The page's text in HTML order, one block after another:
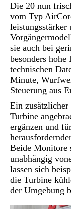
Die 20 nun
vom Typ
leistungsstärker
sie auch bei
besonders
technischen
Minute,
Steuerung aus
Ein
Turbine
ergänzen und
Beide Monitore
unabhängig
lassen sich
die Turbine
der Umgebung